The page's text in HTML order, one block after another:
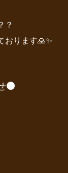
？
おります🙏✨
⚫️